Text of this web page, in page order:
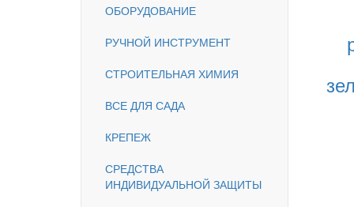
ОБОРУДОВАНИЕ
РУЧНОЙ ИНСТРУМЕНТ
СТРОИТЕЛЬНАЯ ХИМИЯ
ВСЕ ДЛЯ САДА
КРЕПЕЖ
СРЕДСТВА
ИНДИВИДУАЛЬНОЙ ЗАЩИТЫ